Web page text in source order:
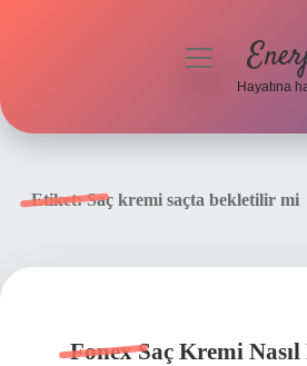
menüyü
Hayatına
Etiket:Saç kremi saçta bekletilir mi
Fonex Saç Kremi